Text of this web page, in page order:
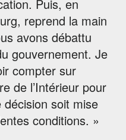
Puis, en
reprend la main
avons débattu
gouvernement. Je
compter sur
de l’Intérieur pour
soit mise
conditions. »